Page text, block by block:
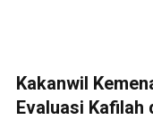
Kakanwil
Evaluasi Kafilah